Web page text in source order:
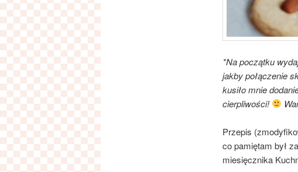
*Na początku
jakby połączenie
kusiło mnie
cierpliwości!
Przepis
co pamiętam był
miesięcznika